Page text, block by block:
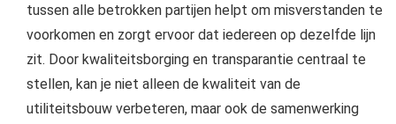
tussen alle betrokken partijen helpt om misverstanden te
voorkomen en zorgt ervoor dat iedereen op dezelfde lijn
zit. Door kwaliteitsborging en transparantie centraal te
stellen, kan je niet alleen de kwaliteit van de
utiliteitsbouw verbeteren, maar ook de samenwerking